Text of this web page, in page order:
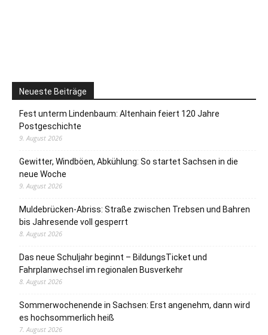
Neueste Beiträge
Fest unterm Lindenbaum: Altenhain feiert 120 Jahre
Postgeschichte
9. August 2026
Gewitter, Windböen, Abkühlung: So startet Sachsen in die
neue Woche
9. August 2026
Muldebrücken-Abriss: Straße zwischen Trebsen und Bahren
bis Jahresende voll gesperrt
8. August 2026
Das neue Schuljahr beginnt – BildungsTicket und
Fahrplanwechsel im regionalen Busverkehr
8. August 2026
Sommerwochenende in Sachsen: Erst angenehm, dann wird
es hochsommerlich heiß
7. August 2026